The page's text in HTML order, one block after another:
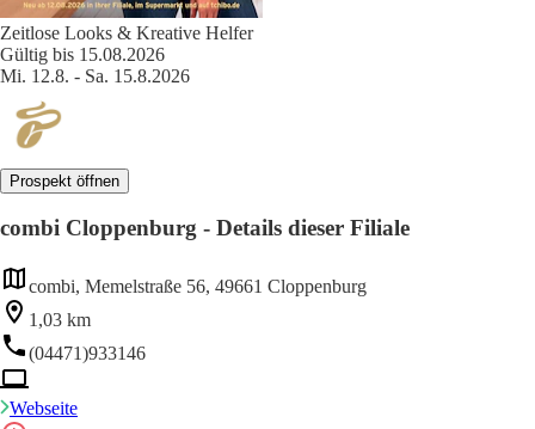
Zeitlose Looks & Kreative Helfer
Gültig bis 15.08.2026
Mi. 12.8. - Sa. 15.8.2026
Prospekt öffnen
combi Cloppenburg - Details dieser Filiale
combi, Memelstraße 56, 49661 Cloppenburg
1,03 km
(04471)933146
Webseite